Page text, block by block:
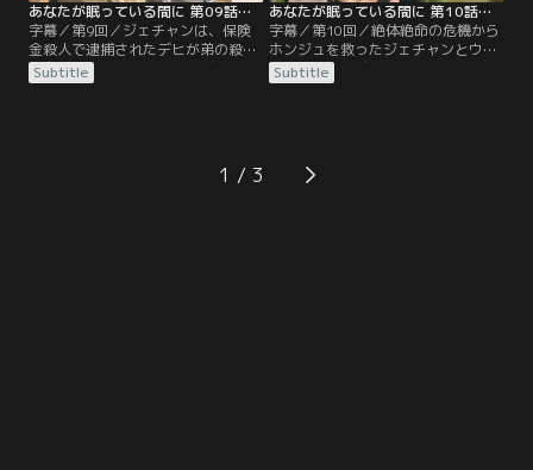
あなたが眠っている間に 第09話／字幕
字幕／第9回／ジェチャンは、保険
金殺人で逮捕されたデヒが弟の殺害
を自供したことを聞くが、デヒの弁
護士がユボムだと知って悪い予感を
ないと心配し、彼女にある約束をす
る。初公判当日、ユボムはデヒの無
Subtitle
あなたが眠っている間に 第10話／字幕
字幕／第10回／絶体絶命の危機から
ホンジュを救ったジェチャンとウタ
ク。その後、デヒの裁判を担当する
ことになったジェチャンは、デヒに
たウタクに対して罪悪感を抱いてい
た。そんな中、ホンジュが自分を責
Subtitle
1